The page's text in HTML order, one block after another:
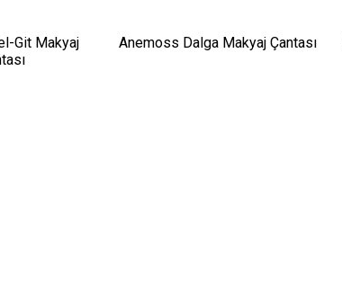
Git Makyaj
Anemoss Dalga Makyaj Çantası